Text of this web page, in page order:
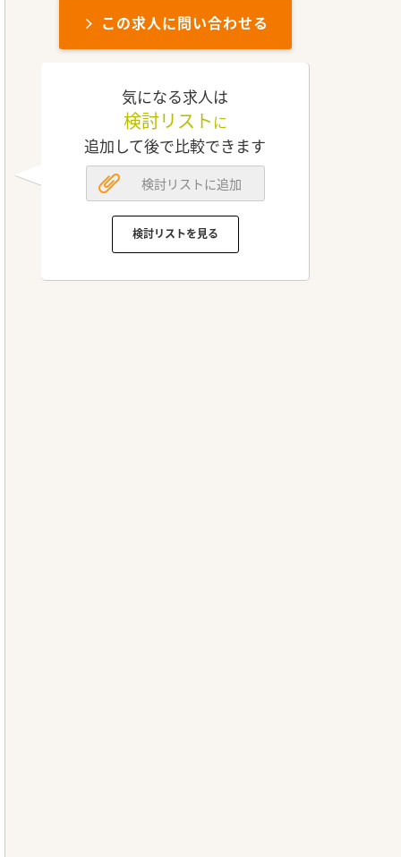
この求人に問い合わせる
気になる求人は
検討リスト に
追加して後で比較できます
検討リストに追加
検討リストを見る